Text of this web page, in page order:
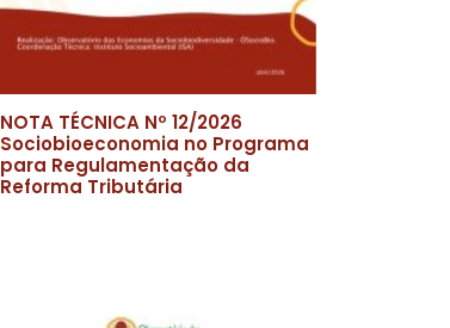
NOTA TÉCNICA Nº 12/2026
Sociobioeconomia no Programa
para Regulamentação da
Reforma Tributária